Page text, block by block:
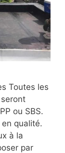
Toutes les
ou SBS.
qualité.
à la
par